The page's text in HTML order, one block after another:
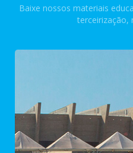
Baixe nossos materiais
terceirização,